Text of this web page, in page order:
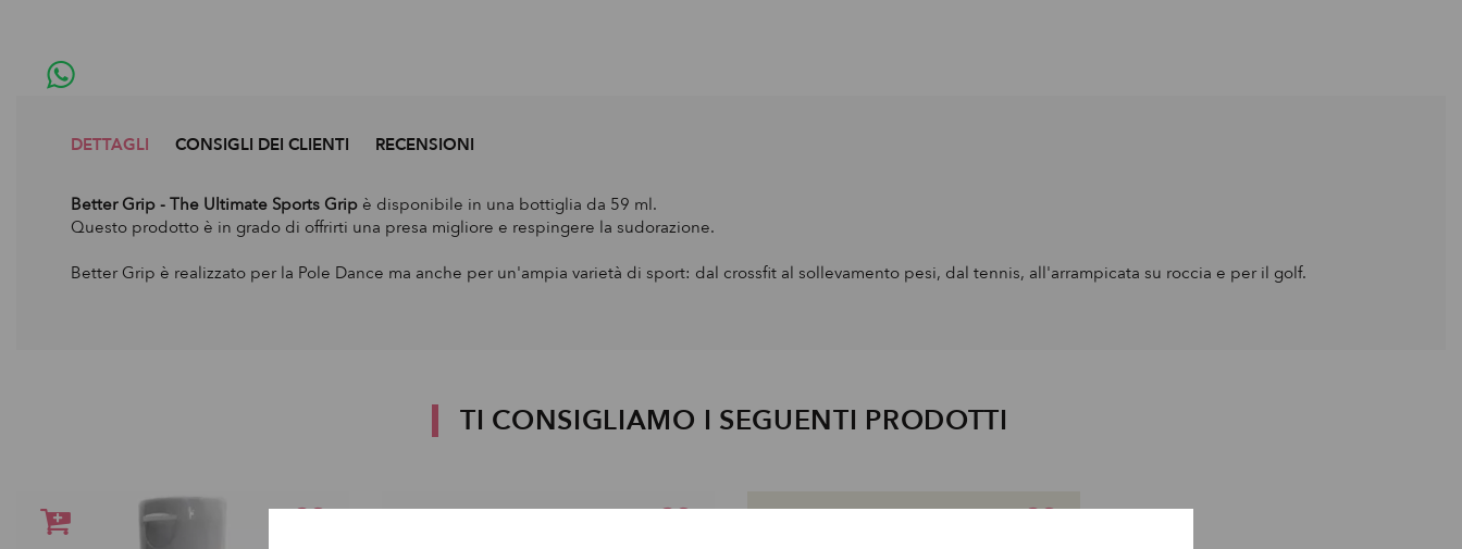
DETTAGLI CONSIGLI DEI CLIENTI RECENSIONI
Better Grip - The Ultimate Sports Grip è disponibile in una bottiglia da 59 ml.
Questo prodotto è in grado di offrirti una presa migliore e respingere la sudorazione.
Better Grip è realizzato per la Pole Dance ma anche per un'ampia varietà di sport: dal crossfit al sollevamento pesi, dal tennis, all'arrampicata su roccia e per il golf.
TI CONSIGLIAMO I SEGUENTI PRODOTTI